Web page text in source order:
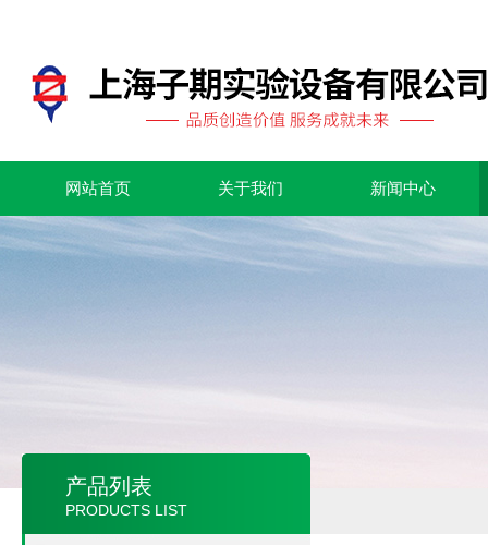
网站首页 关于我们 新闻中心
产品列表
PRODUCTS LIST